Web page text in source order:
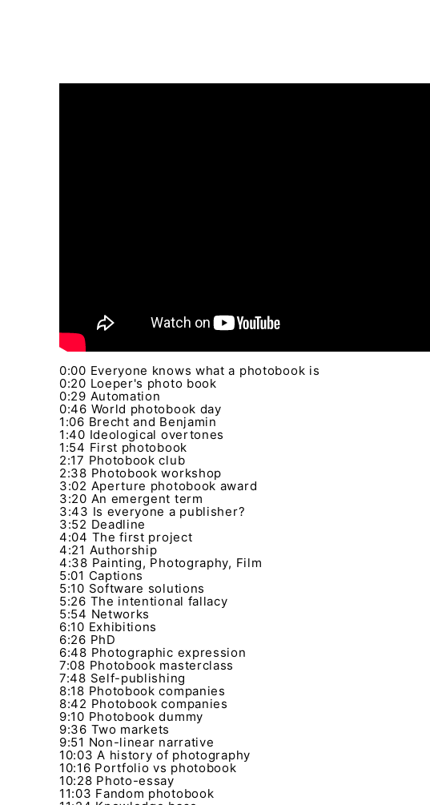
0:00 Everyone knows what a photobook is
0:20 Loeper's photo book
0:29 Automation
0:46 World photobook day
1:06 Brecht and Benjamin
1:40 Ideological overtones
1:54 First photobook
2:17 Photobook club
2:38 Photobook workshop
3:02 Aperture photobook award
3:20 An emergent term
3:43 Is everyone a publisher?
3:52 Deadline
4:04 The first project
4:21 Authorship
4:38 Painting, Photography, Film
5:01 Captions
5:10 Software solutions
5:26 The intentional fallacy
5:54 Networks
6:10 Exhibitions
6:26 PhD
6:48 Photographic expression
7:08 Photobook masterclass
7:48 Self-publishing
8:18 Photobook companies
8:42 Photobook companies
9:10 Photobook dummy
9:36 Two markets
9:51 Non-linear narrative
10:03 A history of photography
10:16 Portfolio vs photobook
10:28 Photo-essay
11:03 Fandom photobook